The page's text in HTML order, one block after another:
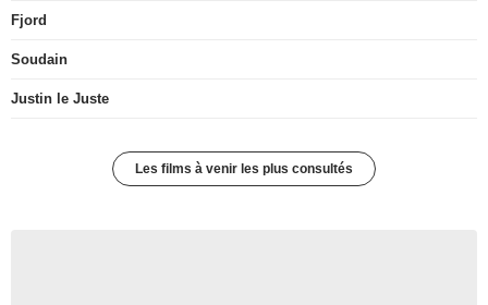
Fjord
Soudain
Justin le Juste
Les films à venir les plus consultés